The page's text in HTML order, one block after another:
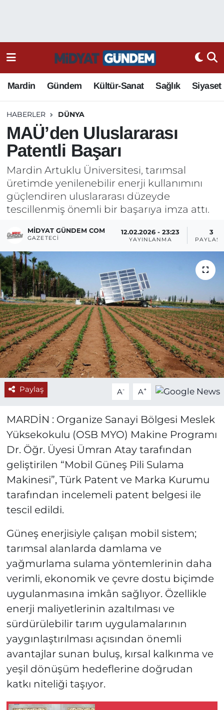
Mardin Gündem Kültür-Sanat Sağlık Siyaset
HABERLER DÜNYA
MAÜ’den Uluslararası
Patentli Başarı
Mardin Artuklu Üniversitesi, tarımsal
üretimde yenilenebilir enerji kullanımını
güçlendiren uluslararası düzeyde
tescillenmiş önemli bir başarıya imza attı.
MIDYAT GÜNDEM COM
GAZETECI
12.02.2026 - 23:23
YAYINLANMA
3
Paylaş A- A+
MARDİN : Organize Sanayi Bölgesi Meslek
Yüksekokulu (OSB MYO) Makine Programı
Dr. Öğr. Üyesi Ümran Atay tarafından
geliştirilen “Mobil Güneş Pili Sulama
Makinesi”, Türk Patent ve Marka Kurumu
tarafından incelemeli patent belgesi ile
tescil edildi.
Güneş enerjisiyle çalışan mobil sistem;
tarımsal alanlarda damlama ve
yağmurlama sulama yöntemlerinin daha
verimli, ekonomik ve çevre dostu biçimde
uygulanmasına imkân sağlıyor. Özellikle
enerji maliyetlerinin azaltılması ve
sürdürülebilir tarım uygulamalarının
yaygınlaştırılması açısından önemli
avantajlar sunan buluş, kırsal kalkınma ve
yeşil dönüşüm hedeflerine doğrudan
katkı niteliği taşıyor.